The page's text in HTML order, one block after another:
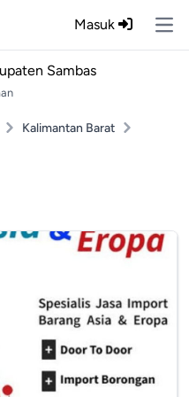
Masuk
Sambas
Kalimantan Barat